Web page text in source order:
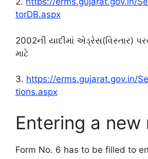
torDB.aspx
2002ની યાદીમાં એડ્રેસ(વિસ્તાર)
માટે
3. https://erms.gujarat.gov.in/
tions.aspx
Entering a new
Form No. 6 has to be filled to